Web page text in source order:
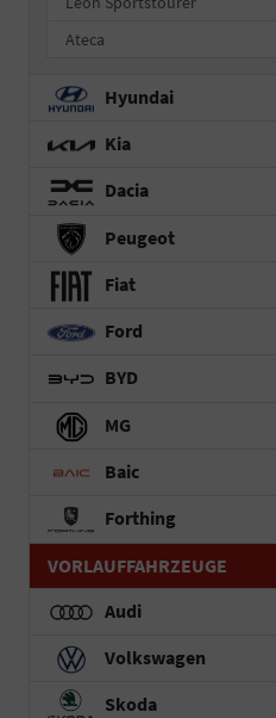
Ateca
Hyundai
Kia
Dacia
Peugeot
Fiat
Ford
BYD
MG
Baic
Forthing
VORLAUFFAHRZEUGE
Audi
Volkswagen
Skoda